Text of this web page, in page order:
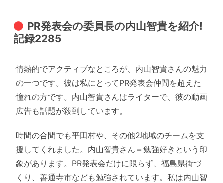
PR発表会の委員長の内山智貴を紹介!
記録2285
情熱的でアクティブなところが、内山智貴さんの魅力
の一つです。彼は私にとってPR発表会仲間を超えた
憧れの方です。内山智貴さんはライターで、彼の動画
広告も話題が殺到しています。
時間の合間でも平田村や、その他2地域のチームを支
援してくれました。内山智貴さん＝勉強好きという印
象があります。PR発表会だけに限らず、福島県街づ
くり、善通寺市なども勉強されています。私は内山智